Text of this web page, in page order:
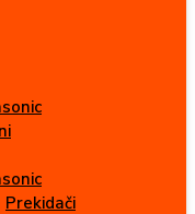
Prekidači